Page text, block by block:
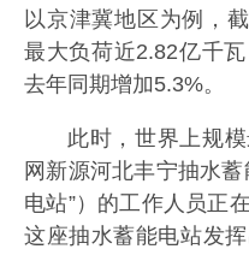
以京津冀地区为例，
最大负荷近2.82亿千
去年同期增加5.3%。
此时，世界上规
网新源河北丰宁抽水
电站”）的工作人员正
这座抽水蓄能电站发